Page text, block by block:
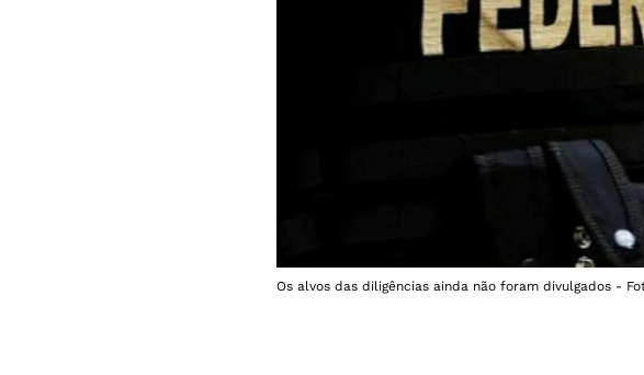
Os alvos das diligências ainda não foram divulgados -